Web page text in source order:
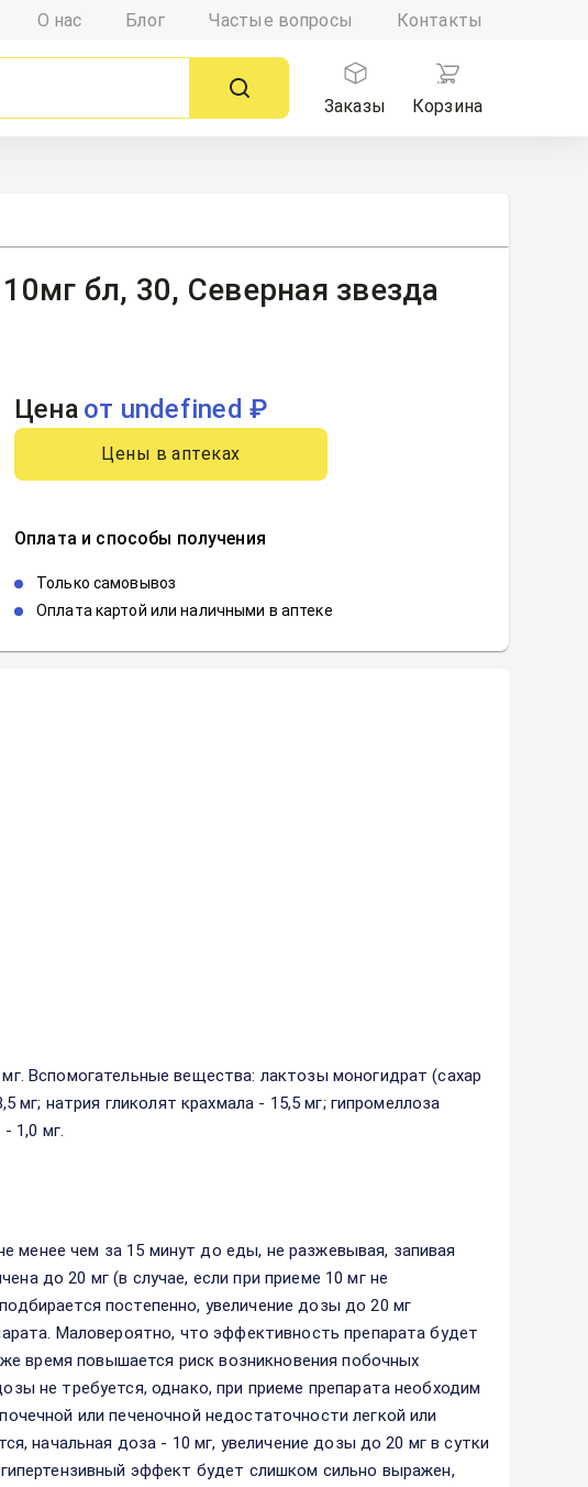
О нас Блог Частые вопросы Контакты
Заказы
Корзина
бл, 30, Северная звезда
Цена от undefined ₽
Цены в аптеках
Оплата и способы получения
Только самовывоз
Оплата картой или наличными в аптеке
Вспомогательные вещества: лактозы моногидрат (сахар
натрия гликолят крахмала - 15,5 мг; гипромеллоза
1,0 мг.
менее чем за 15 минут до еды, не разжевывая, запивая
до 20 мг (в случае, если при приеме 10 мг не
постепенно, увеличение дозы до 20 мг
Маловероятно, что эффективность препарата будет
время повышается риск возникновения побочных
не требуется, однако, при приеме препарата необходим
или печеночной недостаточности легкой или
начальная доза - 10 мг, увеличение дозы до 20 мг в сутки
эффект будет слишком сильно выражен,